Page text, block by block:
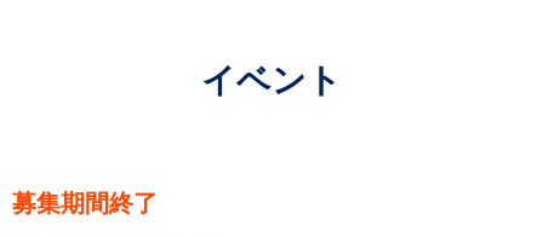
メガスターご紹介
投影メニュー
投影時間・料金
プラネタリウム解説員
イベント
イベント
募集期間終了